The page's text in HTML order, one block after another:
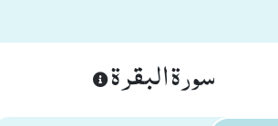
سورة البقرة